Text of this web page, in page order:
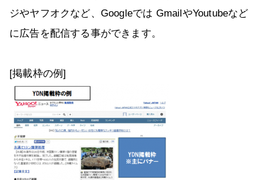
ジやヤフオクなど、Googleでは GmailやYoutubeなど
に広告を配信する事ができます。
[掲載枠の例]